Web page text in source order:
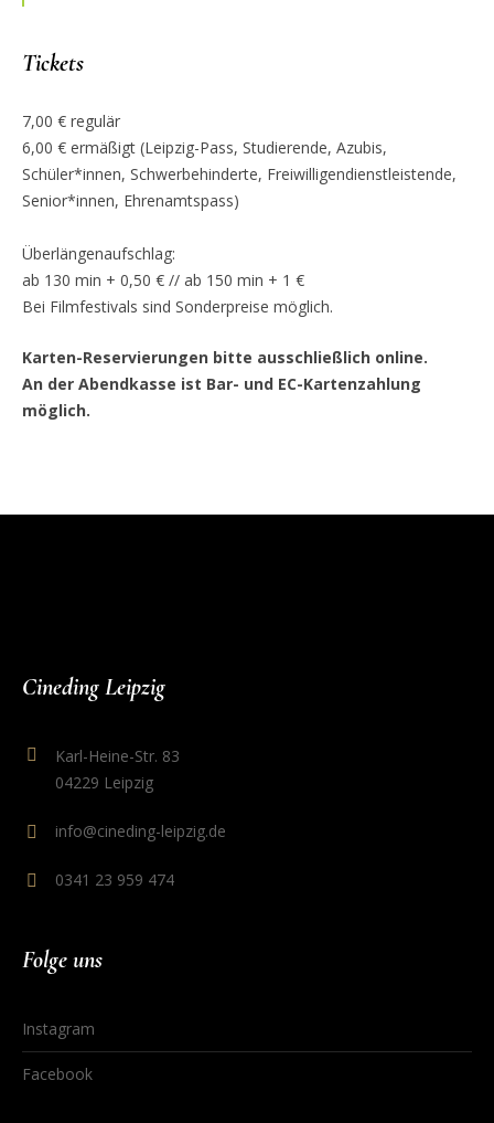
Tickets
7,00 € regulär
6,00 € ermäßigt (Leipzig-Pass, Studierende, Azubis,
Schüler*innen, Schwerbehinderte, Freiwilligendienstleistende,
Senior*innen, Ehrenamtspass)
Überlängenaufschlag:
ab 130 min + 0,50 € // ab 150 min + 1 €
Bei Filmfestivals sind Sonderpreise möglich.
Karten-Reservierungen bitte ausschließlich online.
An der Abendkasse ist Bar- und EC-Kartenzahlung
möglich.
Cineding Leipzig
Karl-Heine-Str. 83
04229 Leipzig
info@cineding-leipzig.de
0341 23 959 474
Folge uns
Instagram
Facebook